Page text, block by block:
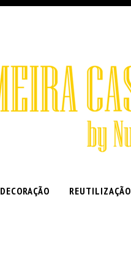
DECORAÇÃO REUTILIZAÇÃO